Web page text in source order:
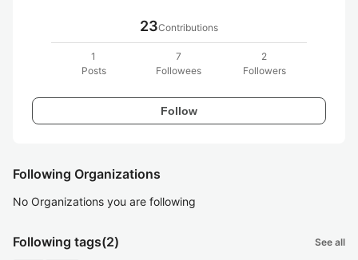
23Contributions
1
Posts
7
Followees
2
Followers
Follow
Following Organizations
No Organizations you are following
Following tags(2) See all